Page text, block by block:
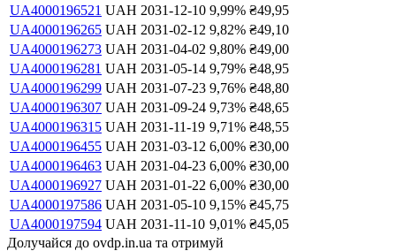
UA4000196521 UAH 2031-12-10 9,99% ₴49,95
UA4000196265 UAH 2031-02-12 9,82% ₴49,10
UA4000196273 UAH 2031-04-02 9,80% ₴49,00
UA4000196281 UAH 2031-05-14 9,79% ₴48,95
UA4000196299 UAH 2031-07-23 9,76% ₴48,80
UA4000196307 UAH 2031-09-24 9,73% ₴48,65
UA4000196315 UAH 2031-11-19 9,71% ₴48,55
UA4000196455 UAH 2031-03-12 6,00% ₴30,00
UA4000196463 UAH 2031-04-23 6,00% ₴30,00
UA4000196927 UAH 2031-01-22 6,00% ₴30,00
UA4000197586 UAH 2031-05-10 9,15% ₴45,75
UA4000197594 UAH 2031-11-10 9,01% ₴45,05
Долучайся до ovdp.in.ua та отримуй